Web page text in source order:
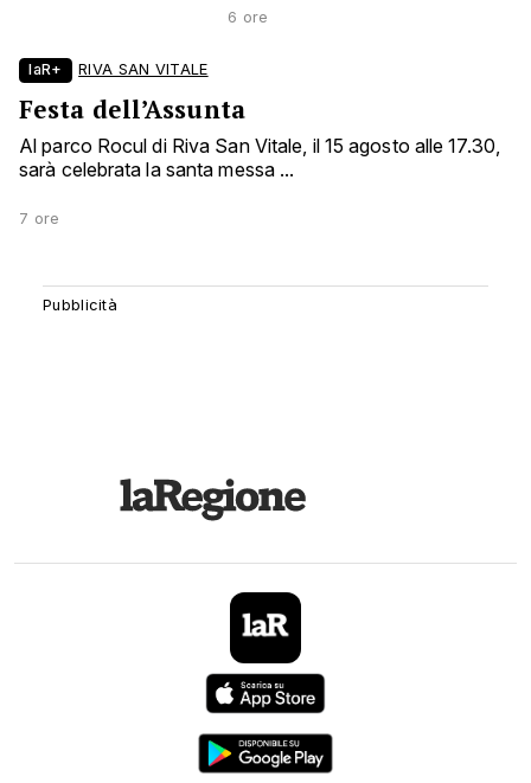
6 ore
laR+ RIVA SAN VITALE
Festa dell’Assunta
Al parco Rocul di Riva San Vitale, il 15 agosto alle 17.30,
sarà celebrata la santa messa ...
7 ore